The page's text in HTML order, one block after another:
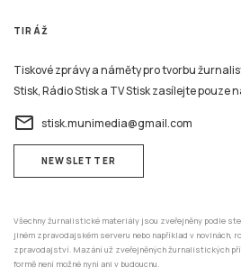
TIRÁŽ
Tiskové zprávy a náměty pro tvorbu
Stisk, Rádio Stisk a TV Stisk zasílejte pouze
email stisk.munimedia@gmail.com
NEWSLETTER
Všechny žurnalistické materiály jsou zveřejněny podle
jiném zpravodajském serveru nebo například v novinách,
zpravodajství. Mazání už zveřejněných žurnalistických
formě není možné nyní ani v budoucnu.